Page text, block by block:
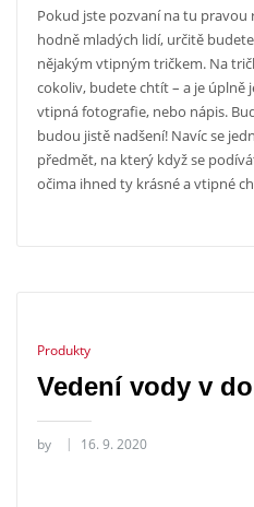
Pokud jste pozvaní na tu pravou
hodně mladých lidí, určitě
nějakým vtipným tričkem. Na
cokoliv, budete chtít – a je úplně
vtipná fotografie, nebo nápis.
budou jistě nadšení! Navíc se
předmět, na který když se
očima ihned ty krásné a vtipné
Produkty
Vedení vody v
by 16. 9. 2020